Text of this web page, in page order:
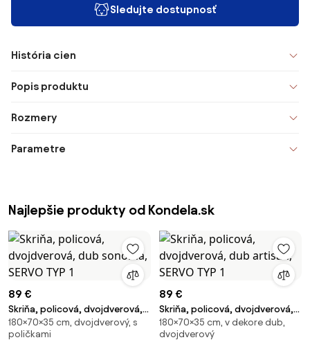
Sledujte dostupnosť
História cien
Popis produktu
Rozmery
Parametre
Najlepšie produkty od Kondela.sk
89 €
Skriňa, policová, dvojdverová,
dub sonoma, SERVO TYP 1
180×70×35 cm, dvojdverový, s
poličkami
89 €
Skriňa, policová, dvojdverová,
dub artisan, SERVO TYP 1
180×70×35 cm, v dekore dub,
dvojdverový